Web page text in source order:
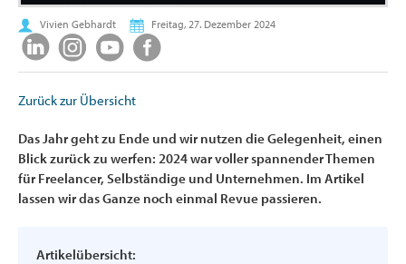
Vivien Gebhardt Freitag, 27. Dezember 2024
Zurück zur Übersicht
Das Jahr geht zu Ende und wir nutzen die Gelegenheit, einen
Blick zurück zu werfen: 2024 war voller spannender Themen
für Freelancer, Selbständige und Unternehmen. Im Artikel
lassen wir das Ganze noch einmal Revue passieren.
Artikelübersicht: